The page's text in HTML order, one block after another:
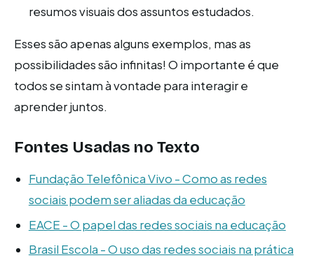
resumos visuais dos assuntos estudados.
Esses são apenas alguns exemplos, mas as
possibilidades são infinitas! O importante é que
todos se sintam à vontade para interagir e
aprender juntos.
Fontes Usadas no Texto
Fundação Telefônica Vivo - Como as redes
sociais podem ser aliadas da educação
EACE - O papel das redes sociais na educação
Brasil Escola - O uso das redes sociais na prática